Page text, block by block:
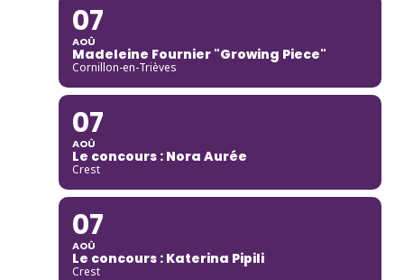
07
AOÛ
Madeleine Fournier "Growing Piece"
Cornillon-en-Trièves
07
AOÛ
Le concours : Nora Aurée
Crest
07
AOÛ
Le concours : Katerina Pipili
Crest